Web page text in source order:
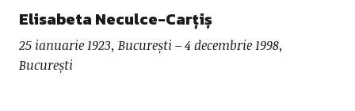
Elisabeta Neculce-Carțiș
25 ianuarie 1923, București – 4 decembrie 1998,
București